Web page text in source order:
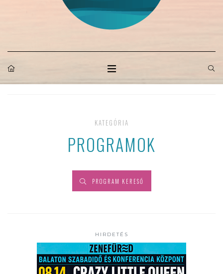
KATEGÓRIA
PROGRAMOK
PROGRAM KERESŐ
HIRDETÉS